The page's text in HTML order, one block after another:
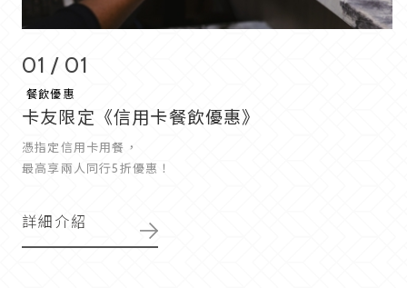
01 / 01
餐飲優惠
卡友限定《信用卡餐飲優惠》
憑指定信用卡用餐，
最高享兩人同行5折優惠！
詳細介紹